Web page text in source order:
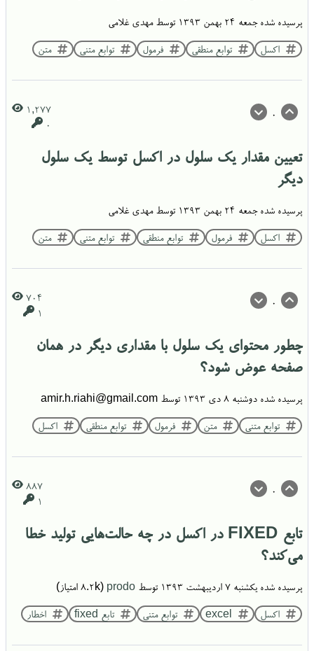
پرسیده شده جمعه ۲۴ بهمن ۱۳۹۳ توسطمهدی غلامی
اکسل توابع منطقی فرمول توابع متنی متن
0
1,277
0
تعیین مقدار یک سلول در اکسل توسط یک سلول
دیگر
پرسیده شده جمعه ۲۴ بهمن ۱۳۹۳ توسطمهدی غلامی
اکسل فرمول توابع منطقی توابع متنی متن
0
704
1
چطور محتوای یک سلول با مقداری دیگر در همان
صفحه عوض شود؟
پرسیده شده دوشنبه ۸ دی ۱۳۹۳ توسط amir.h.riahi@gmail.com
توابع متنی متن فرمول توابع منطقی اکسل
0
887
1
تابع FIXED در اکسل در چه حالت‌هایی تولید خطا
می‌کند؟
پرسیده شده یکشنبه ۷ اردیبهشت ۱۳۹۳ توسط prodo
(
8.2k امتیاز)
اکسل excel توابع متنی تابع fixed اخطار